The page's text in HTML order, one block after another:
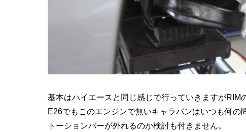
基本はハイエースと同じ感じで行っていきますがRIM
E26でもこのエンジンで無いキャラバンはいつも何
トーションバーが外れるのか検討も付きません。